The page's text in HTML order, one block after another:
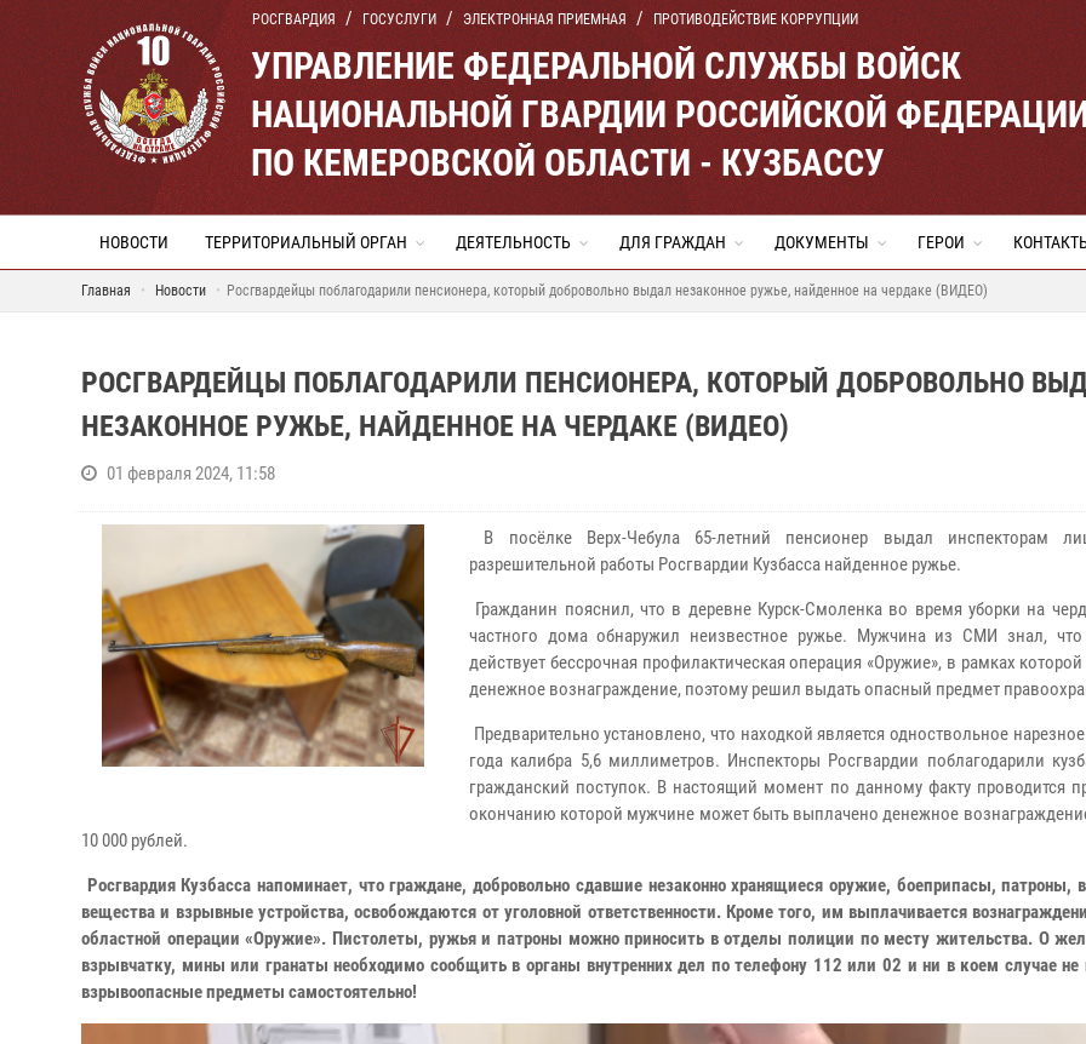
РОСГВАРДИЯ ГОСУСЛУГИ ЭЛЕКТРОННАЯ ПРИЕМНАЯ ПРОТИВОДЕЙСТВИЕ КОРРУПЦИИ
УПРАВЛЕНИЕ ФЕДЕРАЛЬНОЙ СЛУЖБЫ ВОЙСК
НАЦИОНАЛЬНОЙ ГВАРДИИ РОССИЙСКОЙ
ПО КЕМЕРОВСКОЙ ОБЛАСТИ - КУЗБАССУ
НОВОСТИ ТЕРРИТОРИАЛЬНЫЙ ОРГАН ДЕЯТЕЛЬНОСТЬ ДЛЯ ГРАЖДАН ДОКУМЕНТЫ ГЕРОИ
Главная Новости Росгвардейцы поблагодарили пенсионера, который добровольно выдал незаконное ружье, найденное на чердаке (ВИДЕО)
РОСГВАРДЕЙЦЫ ПОБЛАГОДАРИЛИ ПЕНСИОНЕРА, КОТОРЫЙ ДОБРОВОЛЬНО
НЕЗАКОННОЕ РУЖЬЕ, НАЙДЕННОЕ НА ЧЕРДАКЕ (ВИДЕО)
01 февраля 2024, 11:58
В посёлке Верх-Чебула 65-летний пенсионер выдал инспекторам
разрешительной работы Росгвардии Кузбасса найденное ружье.
Гражданин пояснил, что в деревне Курск-Смоленка во время уборки на
частного дома обнаружил неизвестное ружье. Мужчина из СМИ знал,
действует бессрочная профилактическая операция «Оружие», в рамках которой
денежное вознаграждение, поэтому решил выдать опасный предмет
Предварительно установлено, что находкой является одноствольное
года калибра 5,6 миллиметров. Инспекторы Росгвардии поблагодарили
гражданский поступок. В настоящий момент по данному факту проводится
окончанию которой мужчине может быть выплачено денежное
10 000 рублей.
Росгвардия Кузбасса напоминает, что граждане, добровольно сдавшие незаконно хранящиеся оружие, боеприпасы, патроны,
вещества и взрывные устройства, освобождаются от уголовной ответственности. Кроме того, им выплачивается
областной операции «Оружие». Пистолеты, ружья и патроны можно приносить в отделы полиции по месту жительства. О
взрывчатку, мины или гранаты необходимо сообщить в органы внутренних дел по телефону 112 или 02 и ни в коем случае не
взрывоопасные предметы самостоятельно!